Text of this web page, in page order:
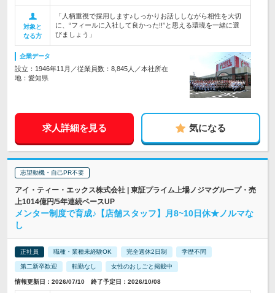
対象と
なる方
「人柄重視で採用します♪しっかりお話ししながら相性を大切
に、“フィールに入社して良かった!!”と思える環境を一緒に選
びましょう」
企業データ
設立：1946年11月／従業員数：8,845人／本社所在
地：愛知県
求人詳細を見る 気になる
志望動機・自己PR不要
アイ・ティー・エックス株式会社 | 東証プライム上場ノジマグループ・売
上1014億円/5年連続ベースUP
メンター制度で育成♪【店舗スタッフ】月8~10日休★ノルマな
し
正社員 職種・業種未経験OK 完全週休2日制 学歴不問
第二新卒歓迎 転勤なし 女性のおしごと掲載中
情報更新日：2026/07/10 終了予定日：2026/10/08